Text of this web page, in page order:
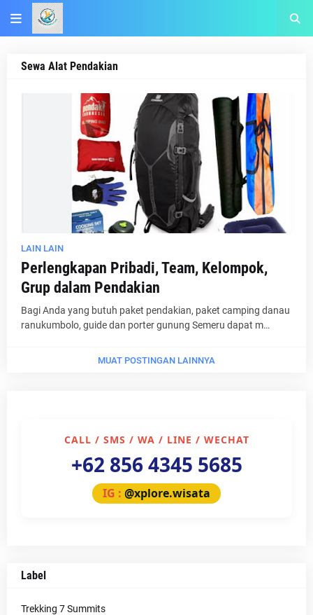
Sewa Alat Pendakian
LAIN LAIN
Perlengkapan Pribadi, Team, Kelompok,
Grup dalam Pendakian
Bagi Anda yang butuh paket pendakian, paket camping danau
ranukumbolo, guide dan porter gunung Semeru dapat m…
MUAT POSTINGAN LAINNYA
CALL / SMS / WA / LINE / WECHAT
+62 856 4345 5685
IG : @xplore.wisata
Label
Trekking 7 Summits